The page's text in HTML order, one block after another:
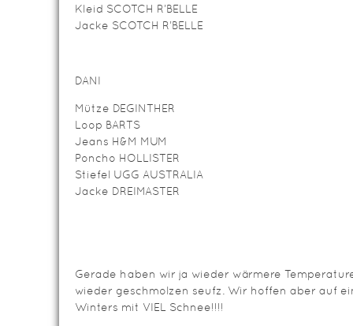
Kleid SCOTCH R’BELLE
Jacke SCOTCH R’BELLE
DANI
Mütze DEGINTHER
Loop BARTS
Jeans H&M MUM
Poncho HOLLISTER
Stiefel UGG AUSTRALIA
Jacke DREIMASTER
Gerade haben wir ja wieder wärmere
wieder geschmolzen seufz. Wir hoffen aber auf
Winters mit VIEL Schnee!!!!